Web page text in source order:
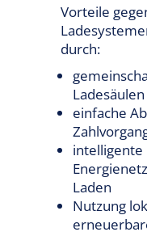
Vorteile
durch:
Ladesäulen
einfache
intelligente
Laden
Nutzung